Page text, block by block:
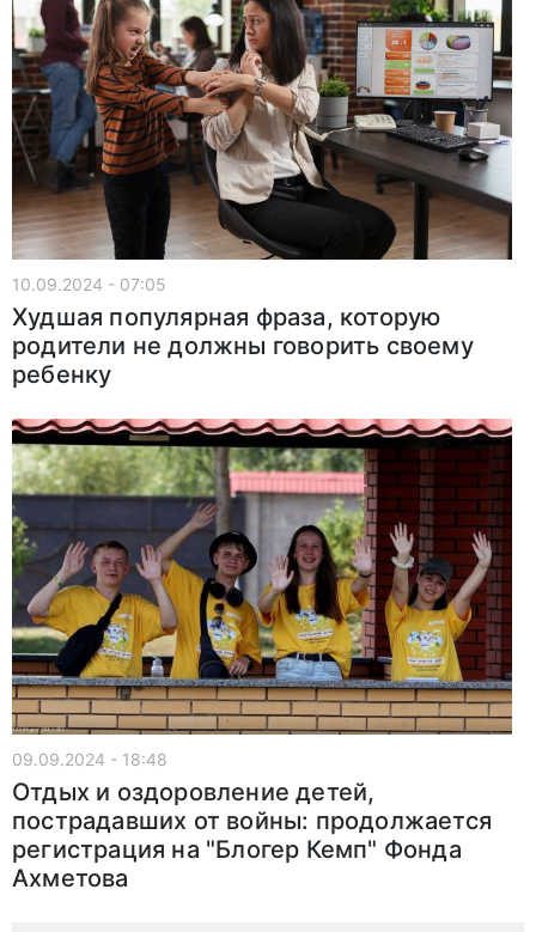
10.09.2024 - 07:05
Худшая популярная фраза, которую
родители не должны говорить своему
ребенку
09.09.2024 - 18:48
Отдых и оздоровление детей,
пострадавших от войны: продолжается
регистрация на "Блогер Кемп" Фонда
Ахметова